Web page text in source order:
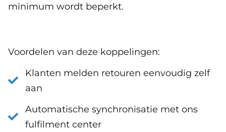
minimum wordt beperkt.
Voordelen van deze koppelingen:
Klanten melden retouren eenvoudig zelf
aan
Automatische synchronisatie met ons
fulfilment center